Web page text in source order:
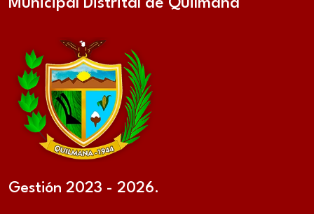
Municipal Distrital de Quilmaná
Gestión 2023 - 2026.